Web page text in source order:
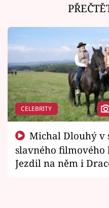
Sledujte nás
CELEBRITY
slavného filmového
Jezdil na něm i